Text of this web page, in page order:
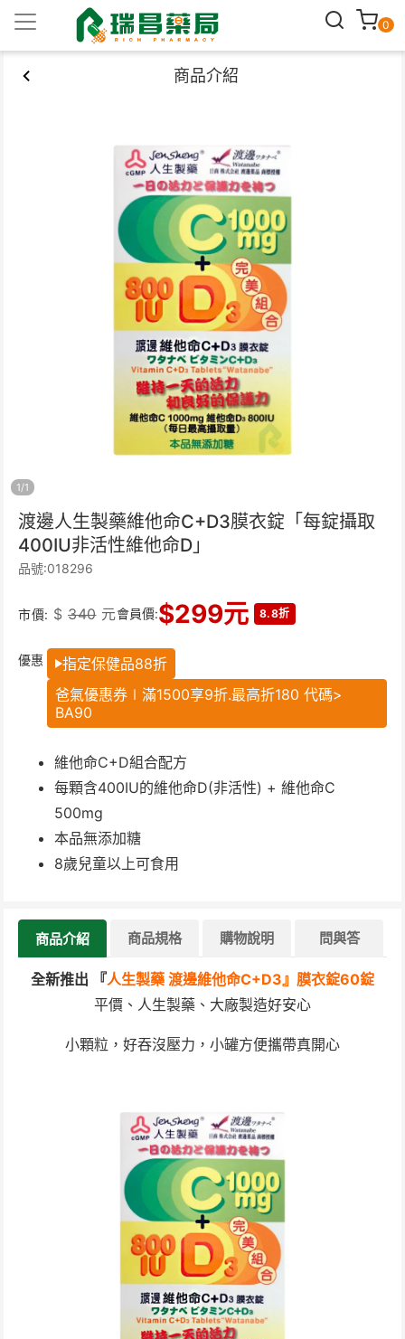
0
商品介紹
1/1
渡邊人生製藥維他命C+D3膜衣錠「每錠攝取
400IU非活性維他命D」
品號:018296
市價: $ 340 元會員價:$299元 8.8折
優惠
指定保健品88折
爸氣優惠券∣滿1500享9折.最高折180 代碼>
BA90
維他命C+D組合配方
每顆含400IU的維他命D(非活性) + 維他命C
500mg
本品無添加糖
8歲兒童以上可食用
商品介紹 商品規格 購物說明 問與答
全新推出 『人生製藥 渡邊維他命C+D3』膜衣錠60錠
平價、人生製藥、大廠製造好安心
小顆粒，好吞沒壓力，小罐方便攜帶真開心